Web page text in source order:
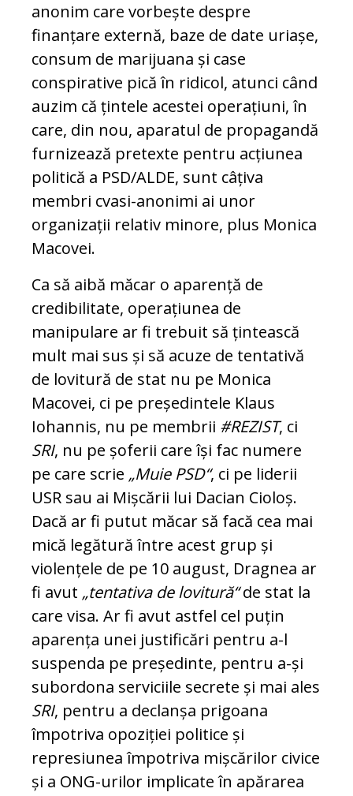
anonim care vorbește despre
finanțare externă, baze de date uriașe,
consum de marijuana și case
conspirative pică în ridicol, atunci când
auzim că țintele acestei operațiuni, în
care, din nou, aparatul de propagandă
furnizează pretexte pentru acțiunea
politică a PSD/ALDE, sunt câțiva
membri cvasi-anonimi ai unor
organizații relativ minore, plus Monica
Macovei.
Ca să aibă măcar o aparență de
credibilitate, operațiunea de
manipulare ar fi trebuit să țintească
mult mai sus și să acuze de tentativă
de lovitură de stat nu pe Monica
Macovei, ci pe președintele Klaus
Iohannis, nu pe membrii #REZIST, ci
SRI, nu pe șoferii care își fac numere
pe care scrie „Muie PSD“, ci pe liderii
USR sau ai Mișcării lui Dacian Cioloș.
Dacă ar fi putut măcar să facă cea mai
mică legătură între acest grup și
violențele de pe 10 august, Dragnea ar
fi avut „tentativa de lovitură“de stat la
care visa. Ar fi avut astfel cel puțin
aparența unei justificări pentru a-l
suspenda pe președinte, pentru a-și
subordona serviciile secrete și mai ales
SRI, pentru a declanșa prigoana
împotriva opoziției politice și
represiunea împotriva mișcărilor civice
și a ONG-urilor implicate în apărarea